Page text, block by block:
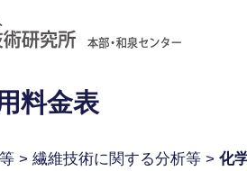
料金表
> 繊維技術に関する分析等 >化